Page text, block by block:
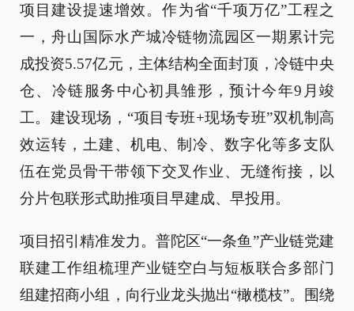
项目建设提速增效。作为省“千项万亿”工程之
一，舟山国际水产城冷链物流园区一期累计完
成投资5.57亿元，主体结构全面封顶，冷链中央
仓、冷链服务中心初具雏形，预计今年9月竣
工。建设现场，“项目专班+现场专班”双机制高
效运转，土建、机电、制冷、数字化等多支队
伍在党员骨干带领下交叉作业、无缝衔接，以
分片包联形式助推项目早建成、早投用。
项目招引精准发力。普陀区“一条鱼”产业链党建
联建工作组梳理产业链空白与短板联合多部门
组建招商小组，向行业龙头抛出“橄榄枝”。围绕